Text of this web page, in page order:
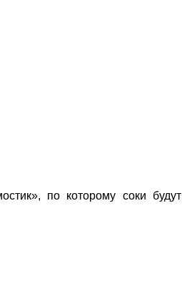
по которому соки будут